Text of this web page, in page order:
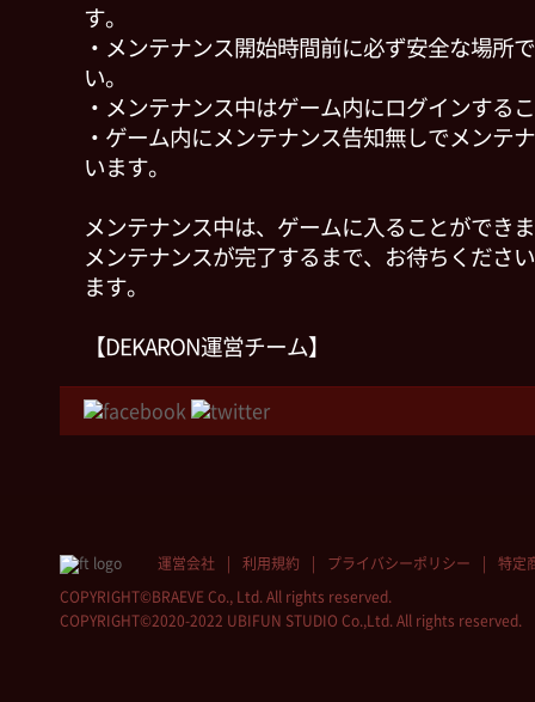
す。
・メンテナンス開始時間前に必ず安全な場所
い。
・メンテナンス中はゲーム内にログインする
・ゲーム内にメンテナンス告知無しでメンテ
います。
メンテナンス中は、ゲームに入ることができ
メンテナンスが完了するまで、お待ちくださ
ます。
【DEKARON運営チーム】
運営会社 利用規約 プライバシーポリシー 特定
COPYRIGHT©BRAEVE Co., Ltd. All rights reserved.
COPYRIGHT©2020-2022 UBIFUN STUDIO Co.,Ltd. All rights reserved.